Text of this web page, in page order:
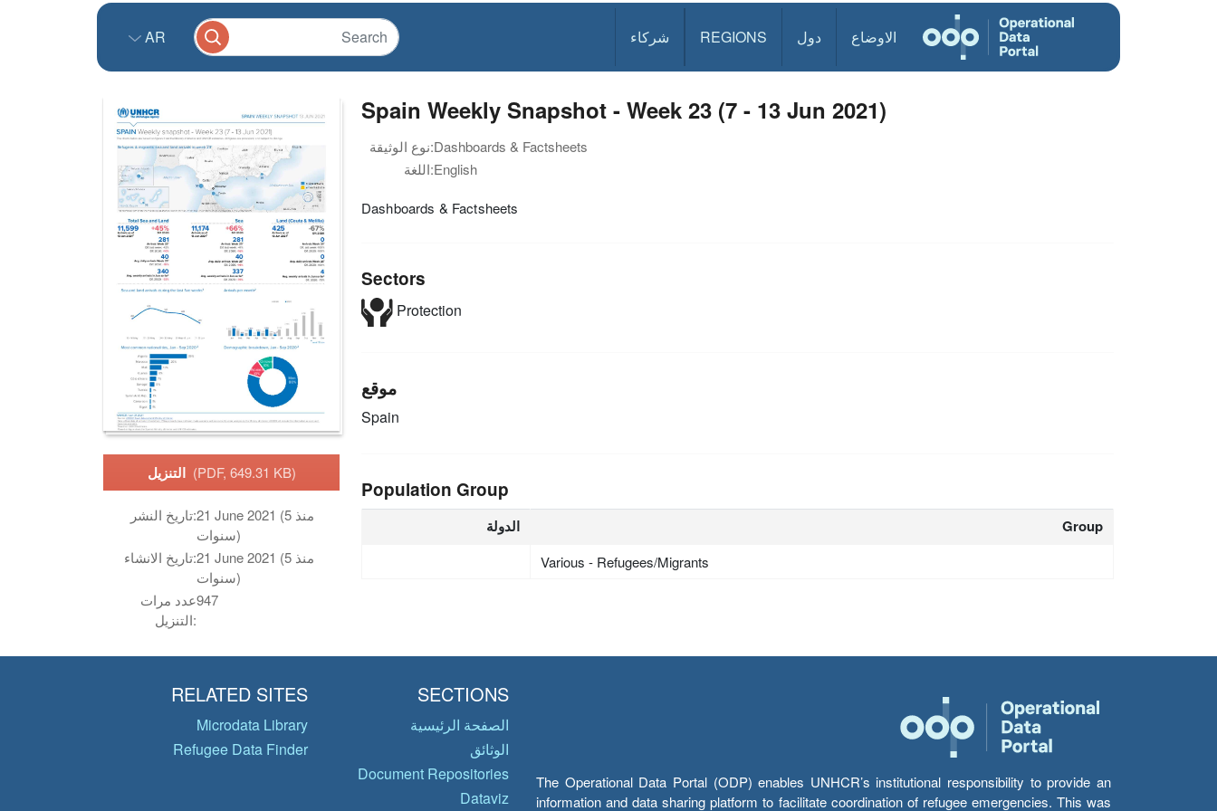
الاوضاع دول REGIONS شركاء AR
التنزيل (PDF, 649.31 KB)
تاريخ النشر:21 June 2021 (منذ 5
سنوات)
تاريخ الانشاء:21 June 2021 (منذ 5
سنوات)
عدد مرات
التنزيل:
947
Spain Weekly Snapshot - Week 23 (7 - 13 Jun 2021)
نوع الوثيقة:Dashboards & Factsheets
اللغة:English
Dashboards & Factsheets
Sectors
Protection
موقع
Spain
Population Group
الدولة Group
Various - Refugees/Migrants
The Operational Data Portal (ODP) enables UNHCR’s institutional responsibility to provide an
information and data sharing platform to facilitate coordination of refugee emergencies. This was
SECTIONS
الصفحة الرئيسية
الوثائق
Document Repositories
Dataviz
RELATED SITES
Microdata Library
Refugee Data Finder